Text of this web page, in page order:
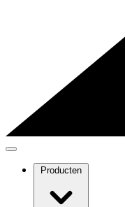
Producten